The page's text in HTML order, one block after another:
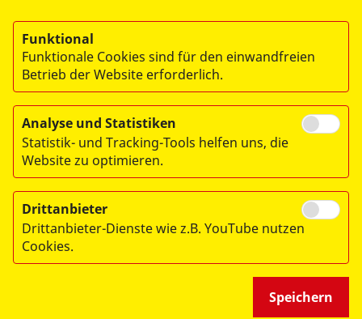
© 2026 ASB-Schulen Bayern gGmbH
Impressum
Datenschutz
AGB
Widerrufsbelehrung
Barrierefreiheitserklärung
Funktional
Funktionale Cookies sind für den einwandfreien
Betrieb der Website erforderlich.
Analyse und Statistiken
Statistik- und Tracking-Tools helfen uns, die
Website zu optimieren.
Drittanbieter
Drittanbieter-Dienste wie z.B. YouTube nutzen
Cookies.
Speichern